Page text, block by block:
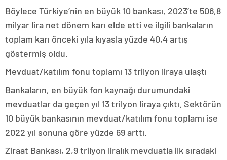
Böylece Türkiye’nin en büyük 10 bankası, 2023’te 506,8
milyar lira net dönem karı elde etti ve ilgili bankaların
toplam karı önceki yıla kıyasla yüzde 40,4 artış
göstermiş oldu.
Mevduat/katılım fonu toplamı 13 trilyon liraya ulaştı
Bankaların, en büyük fon kaynağı durumundaki
mevduatlar da geçen yıl 13 trilyon liraya çıktı. Sektörün
10 büyük bankasının mevduat/katılım fonu toplamı ise
2022 yıl sonuna göre yüzde 69 arttı.
Ziraat Bankası, 2,9 trilyon liralık mevduatla ilk sıradaki